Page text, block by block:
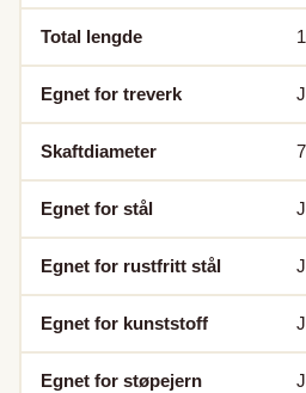
Total lengde
Egnet for treverk
Skaftdiameter 7
Egnet for stål
Egnet for rustfritt stål
Egnet for kunststoff
Egnet for støpejern